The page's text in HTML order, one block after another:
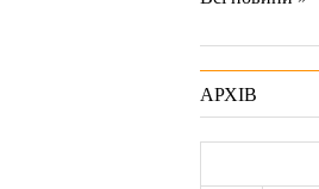
АРХІВ